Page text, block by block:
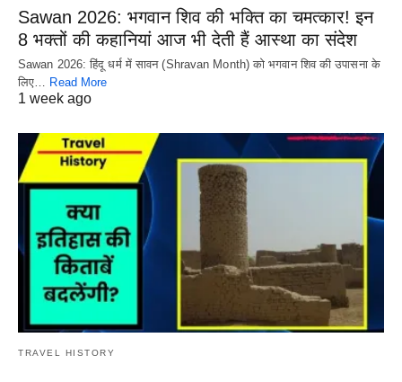
Sawan 2026: भगवान शिव की भक्ति का चमत्कार! इन
8 भक्तों की कहानियां आज भी देती हैं आस्था का संदेश
Sawan 2026: हिंदू धर्म में सावन (Shravan Month) को भगवान शिव की उपासना के
लिए…
Read More
1 week ago
TRAVEL HISTORY